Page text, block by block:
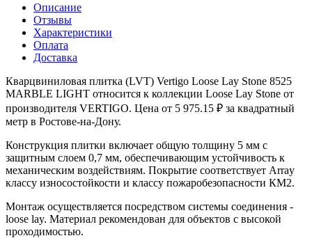
Описание
Отзывы
Характеристики
Оплата
Доставка
Кварцвиниловая плитка (LVT) Vertigo Loose Lay Stone 8525
MARBLE LIGHT относится к коллекции Loose Lay Stone от
производителя VERTIGO. Цена от 5 975.15 ₽ за квадратный
метр в Ростове-на-Дону.
Конструкция плитки включает общую толщину 5 мм с
защитным слоем 0,7 мм, обеспечивающим устойчивость к
механическим воздействиям. Покрытие соответствует Array
классу износостойкости и классу пожаробезопасности КМ2.
Монтаж осуществляется посредством системы соединения -
loose lay. Материал рекомендован для объектов с высокой
проходимостью.